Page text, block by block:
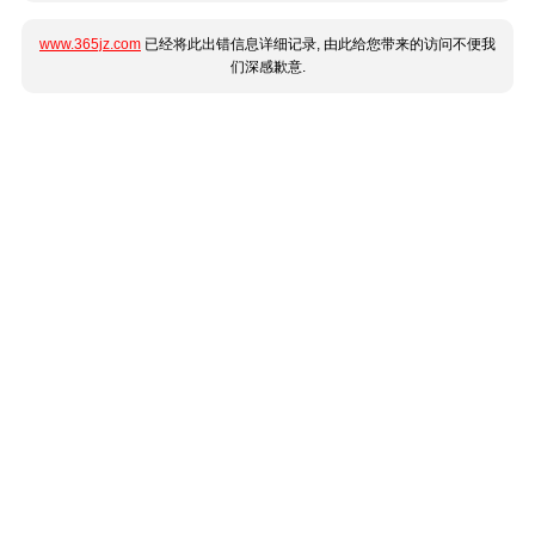
www.365jz.com 已经将此出错信息详细记录, 由此给您带来的访问不便我
们深感歉意.